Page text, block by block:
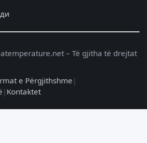
– Të gjitha të drejtat
e Përgjithshme |
| Kontaktet